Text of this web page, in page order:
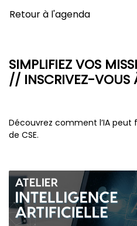
Retour à l'agenda
SIMPLIFIEZ VOS
// INSCRIVEZ-VOUS
Découvrez comment l’IA peut
de CSE.